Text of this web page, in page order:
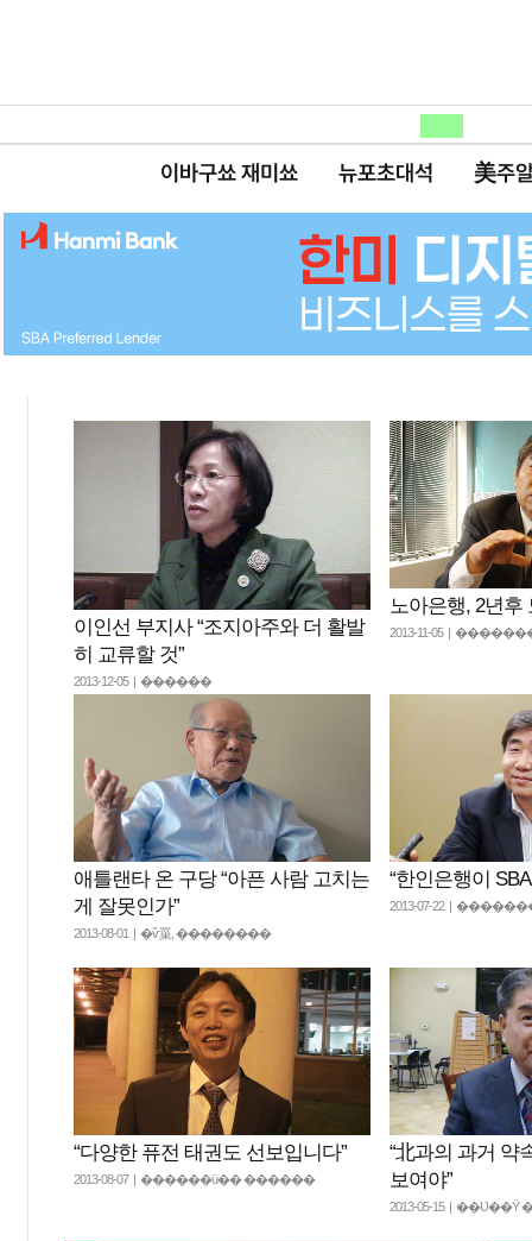
이바구쑈 재미쑈 뉴포초대석 美주
이인선 부지사 “조지아주와 더 활발
히 교류할 것”
2013-12-05 | ������
노아은행, 2년후
2013-11-05 |
애틀랜타 온 구당 “아픈 사람 고치는
게 잘못인가”
2013-08-01 | �ѷ罺, ��������
“한인은행이
2013-07-22 |
“다양한 퓨전 태권도 선보입니다”
2013-08-07 | ������ü�� ������
“北과의 과거 약
보여야”
2013-05-15 |